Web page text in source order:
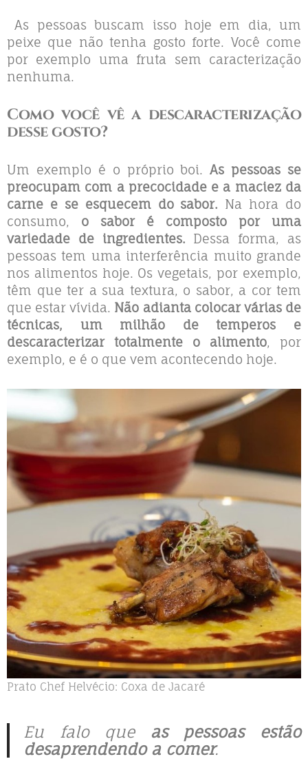
As pessoas buscam isso hoje em dia, um
peixe que não tenha gosto forte. Você come
por exemplo uma fruta sem caracterização
nenhuma.
Como você vê a descaracterização
desse gosto?
Um exemplo é o próprio boi.As pessoas se
preocupam com a precocidade e a maciez da
carne e se esquecem do sabor. Na hora do
consumo, o sabor é composto por uma
variedade de ingredientes. Dessa forma, as
pessoas tem uma interferência muito grande
nos alimentos hoje. Os vegetais, por exemplo,
têm que ter a sua textura, o sabor, a cor tem
que estar vívida. Não adianta colocar várias de
técnicas, um milhão de temperos e
descaracterizar totalmente o alimento, por
exemplo, e é o que vem acontecendo hoje.
Prato Chef Helvécio: Coxa de Jacaré
Eu falo que as pessoas estão
desaprendendo a comer.